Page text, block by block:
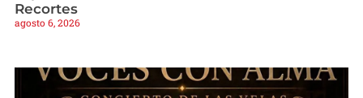
Recortes
agosto 6, 2026